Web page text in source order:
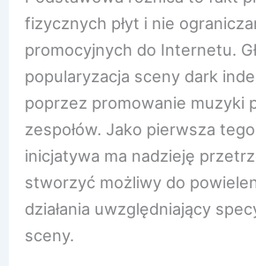
fizycznych płyt i nie
promocyjnych do Internetu.
popularyzacja sceny dark
poprzez promowanie muzyki
zespołów. Jako pierwsza
inicjatywa ma nadzieję
stworzyć możliwy do
działania uwzględniający
sceny.